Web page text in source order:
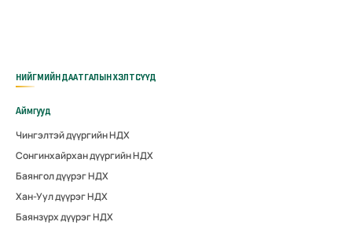
НИЙГМИЙН ДААТГАЛЫН ХЭЛТСҮҮД
Аймгууд
Чингэлтэй дүүргийн НДХ
Сонгинхайрхан дүүргийн НДХ
Баянгол дүүрэг НДХ
Хан-Уул дүүрэг НДХ
Баянзүрх дүүрэг НДХ